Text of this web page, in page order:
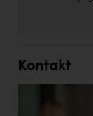
Kontakt